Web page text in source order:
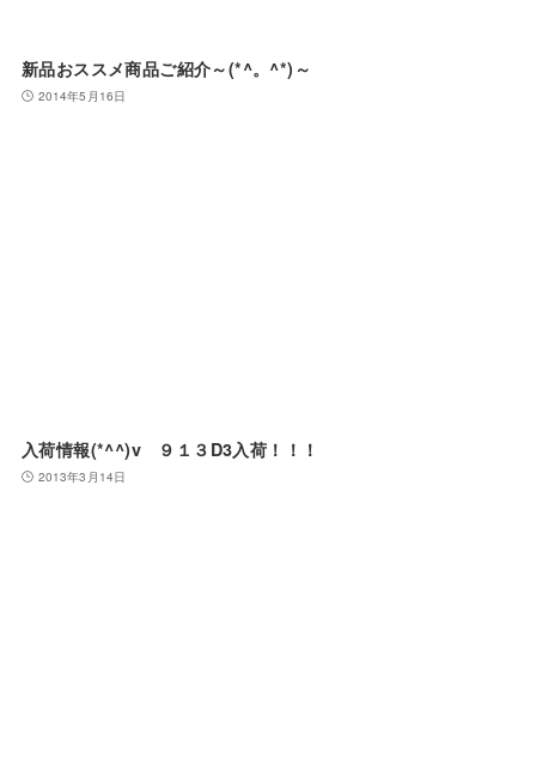
新品おススメ商品ご紹介～(*^。^*)～
2014年5月16日
入荷情報(*^^)v ９１３D3入荷！！！
2013年3月14日